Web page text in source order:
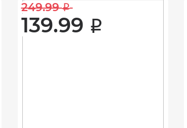
249.99 i
139.99 i